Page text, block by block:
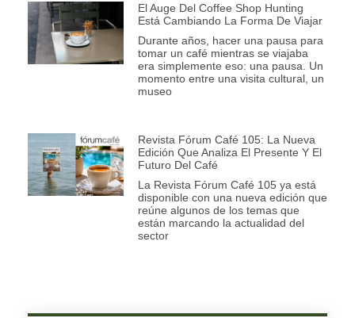
El Auge Del Coffee Shop Hunting
Está Cambiando La Forma De Viajar
Durante años, hacer una pausa para
tomar un café mientras se viajaba
era simplemente eso: una pausa. Un
momento entre una visita cultural, un
museo
Revista Fórum Café 105: La Nueva
Edición Que Analiza El Presente Y El
Futuro Del Café
La Revista Fórum Café 105 ya está
disponible con una nueva edición que
reúne algunos de los temas que
están marcando la actualidad del
sector